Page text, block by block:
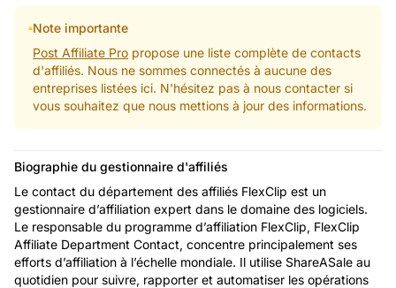
Note importante
Post Affiliate Pro propose une liste complète de contacts
d'affiliés. Nous ne sommes connectés à aucune des
entreprises listées ici. N'hésitez pas à nous contacter si
vous souhaitez que nous mettions à jour des informations.
Biographie du gestionnaire d'affiliés
Le contact du département des affiliés FlexClip est un
gestionnaire d’affiliation expert dans le domaine des logiciels.
Le responsable du programme d’affiliation FlexClip, FlexClip
Affiliate Department Contact, concentre principalement ses
efforts d’affiliation à l’échelle mondiale. Il utilise ShareASale au
quotidien pour suivre, rapporter et automatiser les opérations